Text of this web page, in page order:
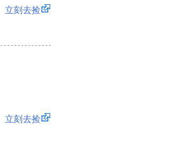
立刻去捡
立刻去捡